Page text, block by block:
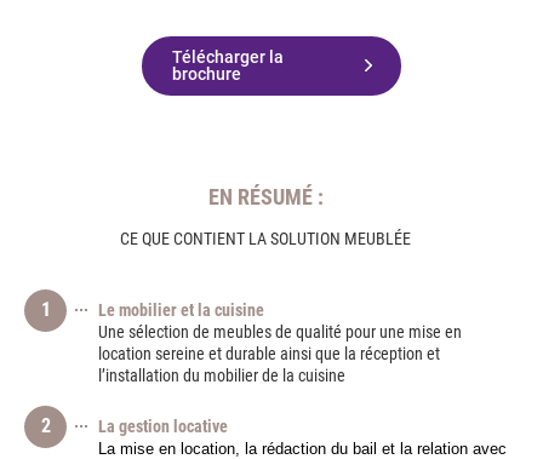
Télécharger la
brochure
EN RÉSUMÉ :
CE QUE CONTIENT LA SOLUTION MEUBLÉE
1
Le mobilier et la cuisine
Une sélection de meubles de qualité pour une mise en
location sereine et durable ainsi que la réception et
l’installation du mobilier de la cuisine
2 La gestion locative
La mise en location, la rédaction du bail et la relation avec